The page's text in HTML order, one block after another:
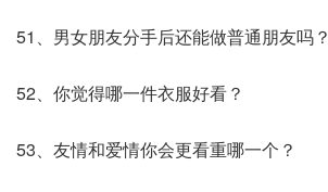
51、男女朋友分手后还能做普通朋友吗？
52、你觉得哪一件衣服好看？
53、友情和爱情你会更看重哪一个？